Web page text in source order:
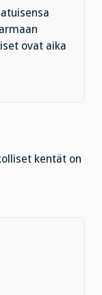
ovat aika
kentät on